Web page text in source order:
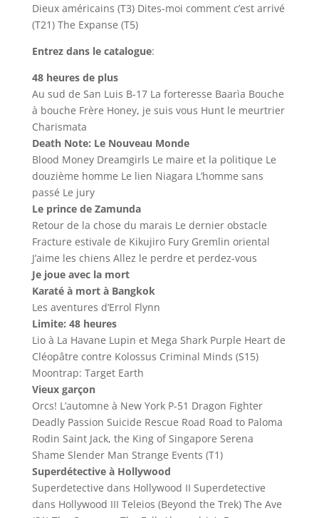
Dieux américains (T3) Dites-moi comment c’est arrivé
(T21) The Expanse (T5)
Entrez dans le catalogue:
48 heures de plus
Au sud de San Luis B-17 La forteresse Baarìa Bouche
à bouche Frère Honey, je suis vous Hunt le meurtrier
Charismata
Death Note: Le Nouveau Monde
Blood Money Dreamgirls Le maire et la politique Le
douzième homme Le lien Niagara L’homme sans
passé Le jury
Le prince de Zamunda
Retour de la chose du marais Le dernier obstacle
Fracture estivale de Kikujiro Fury Gremlin oriental
J’aime les chiens Allez le perdre et perdez-vous
Je joue avec la mort
Karaté à mort à Bangkok
Les aventures d’Errol Flynn
Limite: 48 heures
Lio à La Havane Lupin et Mega Shark Purple Heart de
Cléopâtre contre Kolossus Criminal Minds (S15)
Moontrap: Target Earth
Vieux garçon
Orcs! L’automne à New York P-51 Dragon Fighter
Deadly Passion Suicide Rescue Road Road to Paloma
Rodin Saint Jack, the King of Singapore Serena
Shame Slender Man Strange Events (T1)
Superdétective à Hollywood
Superdetective dans Hollywood II Superdetective
dans Hollywood III Teleios (Beyond the Trek) The Ave